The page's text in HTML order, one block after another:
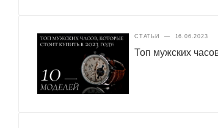
СТАТЬИ — 16.06.2023
Топ мужских